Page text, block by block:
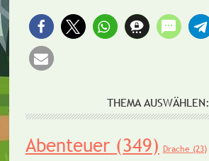
THEMA AUSWÄHLEN:
Abenteuer(349) Drache (23)